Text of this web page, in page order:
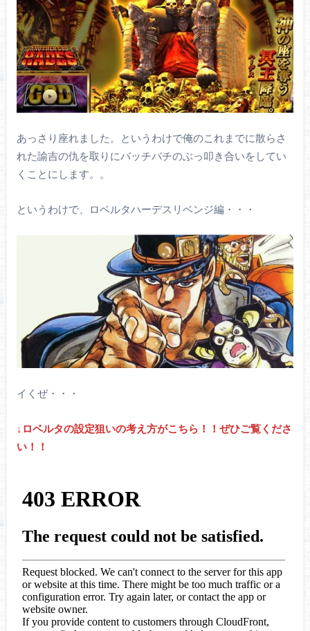
あっさり座れました。というわけで俺のこれまでに散らさ
れた諭吉の仇を取りにバッチバチのぶっ叩き合いをしてい
くことにします。。
というわけで、ロベルタハーデスリベンジ編・・・
イくぜ・・・
↓ロベルタの設定狙いの考え方がこちら！！ぜひご覧くださ
い！！